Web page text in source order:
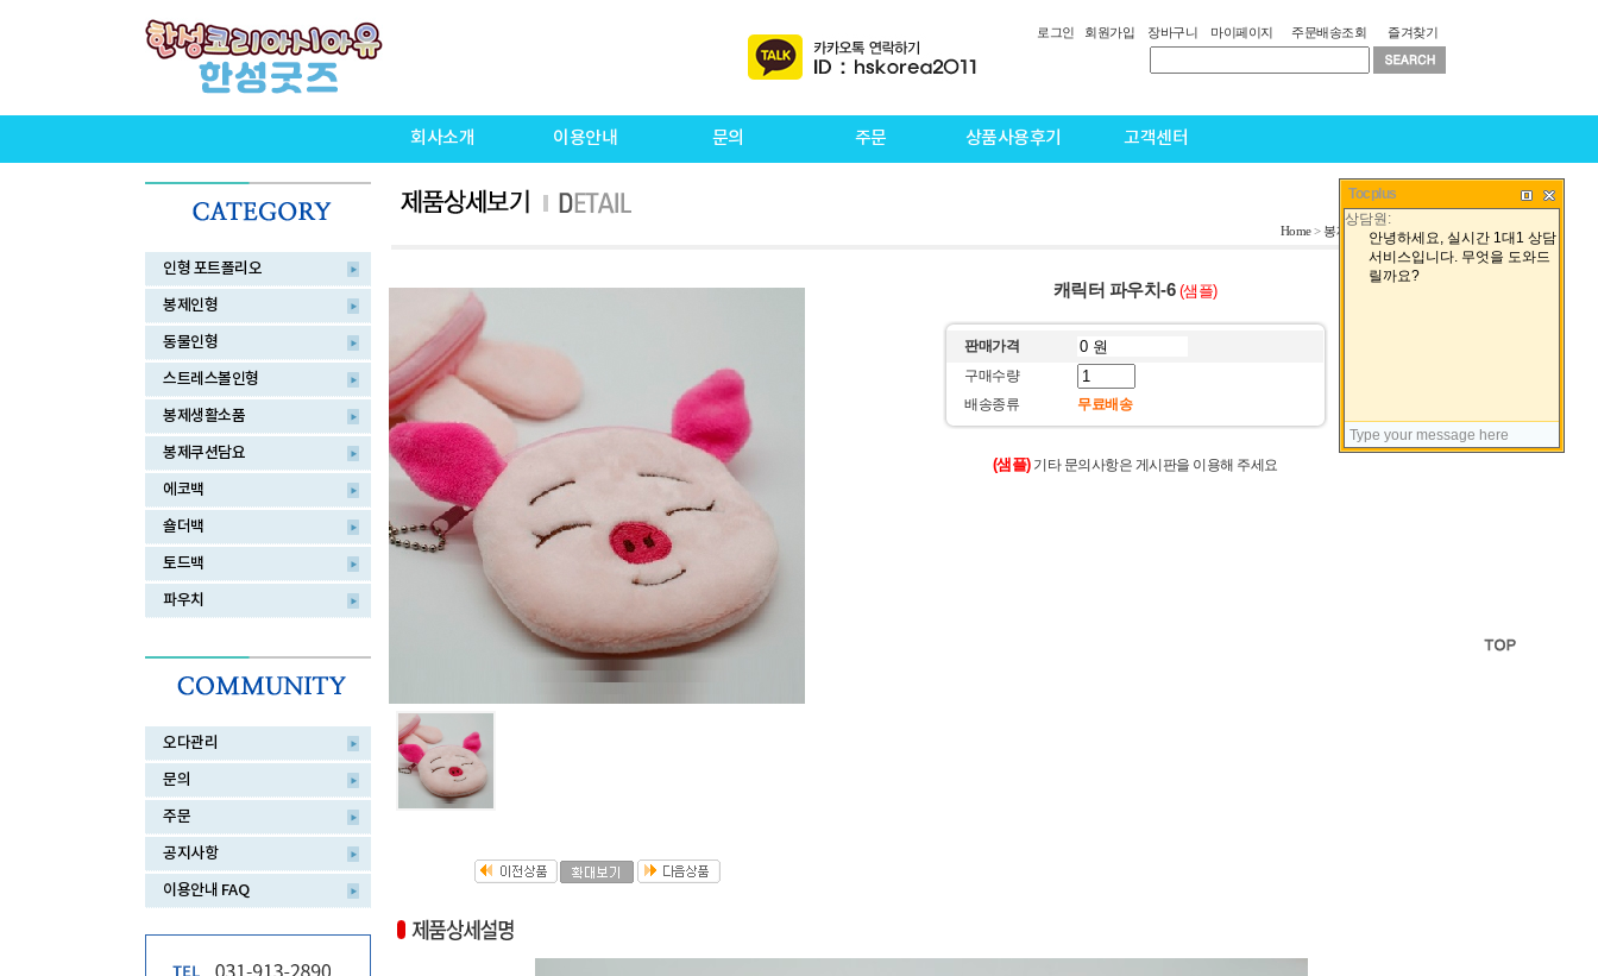
로그인 회원가입 장바구니 마이페이지 주문배송조회 즐겨찾기
회사소개 이용안내 문의 주문 상품사용후기 고객센터
인형 포트폴리오
봉제인형
동물인형
스트레스볼인형
봉제생활소품
봉제쿠션담요
에코백
숄더백
토드백
파우치
오다관리
문의
주문
공지사항
이용안내 FAQ
Home> 봉제생활소품 > 파우치
캐릭터 파우치-6 (샘플)
판매가격
구매수량
배송종류
무료배송
(샘플)기타 문의사항은 게시판을 이용해 주세요
Tocplus